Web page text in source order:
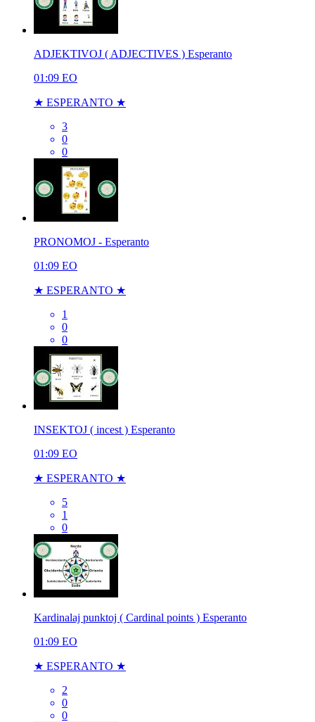
ADJEKTIVOJ ( ADJECTIVES ) Esperanto
01:09 EO
★ ESPERANTO ★
3
0
0
PRONOMOJ - Esperanto
01:09 EO
★ ESPERANTO ★
1
0
0
INSEKTOJ ( incest ) Esperanto
01:09 EO
★ ESPERANTO ★
5
1
0
Kardinalaj punktoj ( Cardinal points ) Esperanto
01:09 EO
★ ESPERANTO ★
2
0
0